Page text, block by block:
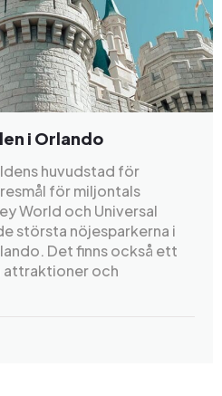
i Orlando
huvudstad för
för miljontals
World och Universal
största nöjesparkerna i
Det finns också ett
attraktioner och